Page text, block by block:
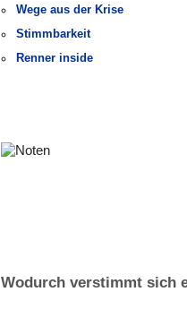
Wege aus der Krise
Stimmbarkeit
Renner inside
Wodurch verstimmt sich